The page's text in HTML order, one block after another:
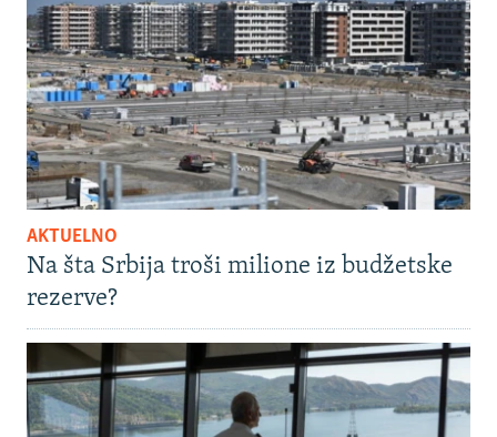
AKTUELNO
Na šta Srbija troši milione iz budžetske
rezerve?